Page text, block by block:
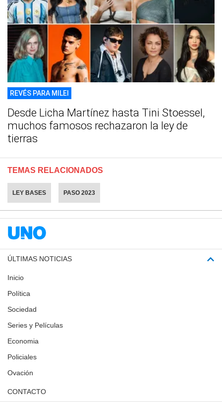
REVÉS PARA MILEI
Desde Licha Martínez hasta Tini Stoessel,
muchos famosos rechazaron la ley de
tierras
TEMAS RELACIONADOS
LEY BASES PASO 2023
ÚLTIMAS NOTICIAS
Inicio
Política
Sociedad
Series y Películas
Economia
Policiales
Ovación
CONTACTO